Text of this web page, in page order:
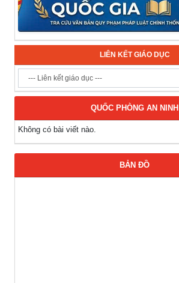
LIÊN KẾT GIÁO DỤC
QUỐC PHÒNG AN NINH
Không có bài viết nào.
BẢN ĐỒ